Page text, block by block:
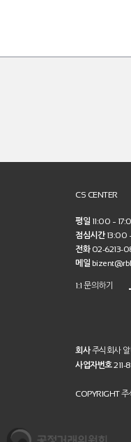
CS CENTER
평일 11:00 ~
점심시간13:00
전화02-6213-
메일
1:1 문의하기
회사주식회사
사업자번호211-
COPYRIGHT